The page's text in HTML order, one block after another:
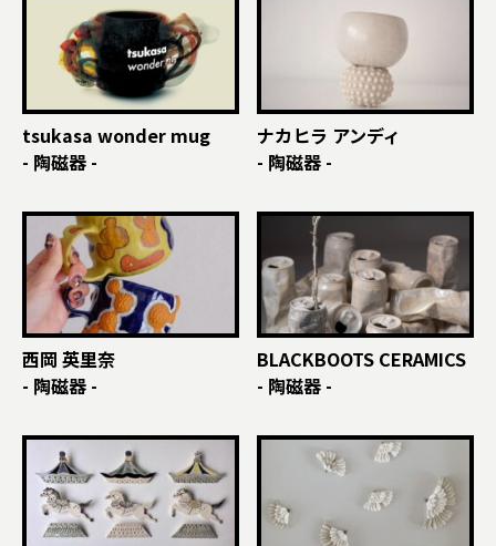
tsukasa wonder mug
- 陶磁器 -
ナカヒラ アンディ
- 陶磁器 -
西岡 英里奈
- 陶磁器 -
BLACKBOOTS CERAMICS
- 陶磁器 -